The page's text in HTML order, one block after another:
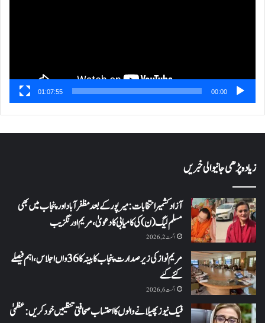
00:00
01:07:55
زیادہ پڑھی جانیوالی خبریں
آزاد کشمیر انتخابات: میرپور کے بعد مظفرآباد اور پنجاب میں بھی
مسلم لیگ (ن) کی کامیابی کا دعویٰ، مریم اورنگزیب
اگست 2, 2026
مریم نواز کی زیر صدارت پنجاب کابینہ کا 36واں اجلاس،اہم فیصلے
کئے گئے
اگست 6, 2026
فیک نیوز پھیلانے والوں کا احتساب صحافتی تنظیمیں خود کریں: عظمیٰ